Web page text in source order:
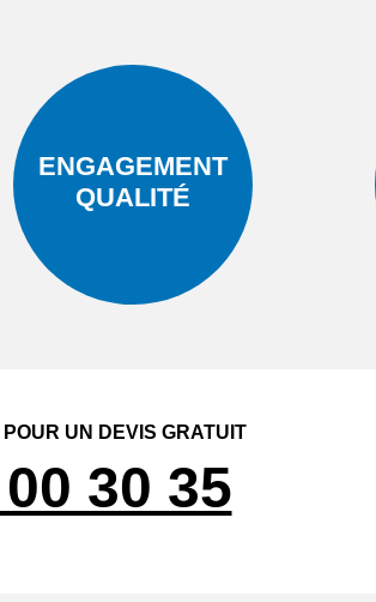
ENGAGEMENT
QUALITÉ
UN DEVIS GRATUIT
30 35